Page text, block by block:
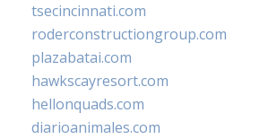
tsecincinnati.com
roderconstructiongroup.com
plazabatai.com
hawkscayresort.com
hellonquads.com
diarioanimales.com